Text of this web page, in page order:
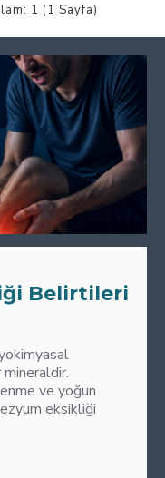
1 (1 Sayfa)
Belirtileri
ve yoğun
eksikliği